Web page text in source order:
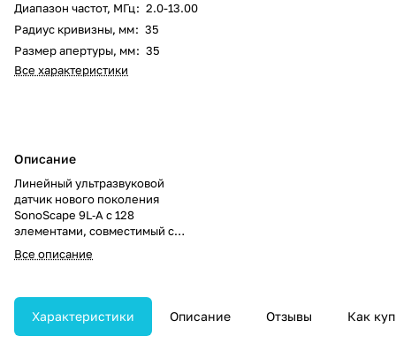
Диапазон частот, МГц: 2.0-13.00
Радиус кривизны, мм: 35
Размер апертуры, мм: 35
Все характеристики
Описание
Линейный ультразвуковой
датчик нового поколения
SonoScape 9L‑A с 128
элементами, совместимый с
системами SonoScape S50Elite,
S60, X5 и X3.
Все описание
Характеристики Описание Отзывы Как